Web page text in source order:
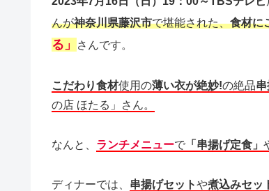
んが神奈川県藤沢市で堪能された、食材に
る」
さんです。
こだわり食材使用の薄い衣が絶妙!の絶品
の店 ほたる」さん。
なんと、 ランチメニューで 「串揚げ定食」
ディナーでは、 串揚げセットや煮込みセッ